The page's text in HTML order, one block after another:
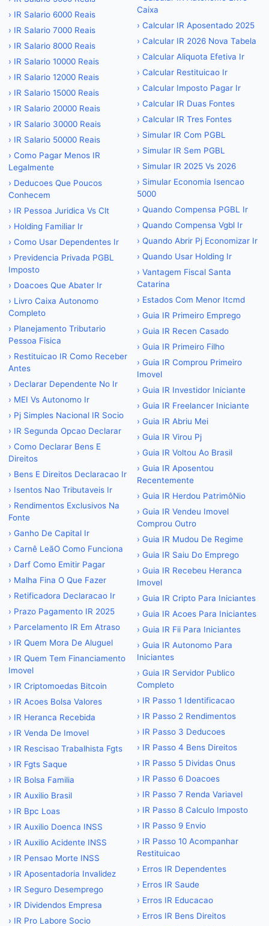
› IR Salario 6000 Reais
› IR Salario 7000 Reais
› IR Salario 8000 Reais
› IR Salario 10000 Reais
› IR Salario 12000 Reais
› IR Salario 15000 Reais
› IR Salario 20000 Reais
› IR Salario 30000 Reais
› IR Salario 50000 Reais
› Como Pagar Menos IR
Legalmente
› Deducoes Que Poucos
Conhecem
› IR Pessoa Juridica Vs Clt
› Holding Familiar Ir
› Como Usar Dependentes Ir
› Previdencia Privada PGBL
Imposto
› Doacoes Que Abater Ir
› Livro Caixa Autonomo
Completo
› Planejamento Tributario
Pessoa Fisica
› Restituicao IR Como Receber
Antes
› Declarar Dependente No Ir
› MEI Vs Autonomo Ir
› Pj Simples Nacional IR Socio
› IR Segunda Opcao Declarar
› Como Declarar Bens E
Direitos
› Bens E Direitos Declaracao Ir
› Isentos Nao Tributaveis Ir
› Rendimentos Exclusivos Na
Fonte
› Ganho De Capital Ir
› Carnê LeãO Como Funciona
› Darf Como Emitir Pagar
› Malha Fina O Que Fazer
› Retificadora Declaracao Ir
› Prazo Pagamento IR 2025
› Parcelamento IR Em Atraso
› IR Quem Mora De Aluguel
› IR Quem Tem Financiamento
Imovel
› IR Criptomoedas Bitcoin
› IR Acoes Bolsa Valores
› IR Heranca Recebida
› IR Venda De Imovel
› IR Rescisao Trabalhista Fgts
› IR Fgts Saque
› IR Bolsa Familia
› IR Auxilio Brasil
› IR Bpc Loas
› IR Auxilio Doenca INSS
› IR Auxilio Acidente INSS
› IR Pensao Morte INSS
› IR Aposentadoria Invalidez
› IR Seguro Desemprego
› IR Dividendos Empresa
› IR Pro Labore Socio
Caixa
› Calcular IR Aposentado 2025
› Calcular IR 2026 Nova Tabela
› Calcular Aliquota Efetiva Ir
› Calcular Restituicao Ir
› Calcular Imposto Pagar Ir
› Calcular IR Duas Fontes
› Calcular IR Tres Fontes
› Simular IR Com PGBL
› Simular IR Sem PGBL
› Simular IR 2025 Vs 2026
› Simular Economia Isencao
5000
› Quando Compensa PGBL Ir
› Quando Compensa Vgbl Ir
› Quando Abrir Pj Economizar Ir
› Quando Usar Holding Ir
› Vantagem Fiscal Santa
Catarina
› Estados Com Menor Itcmd
› Guia IR Primeiro Emprego
› Guia IR Recen Casado
› Guia IR Primeiro Filho
› Guia IR Comprou Primeiro
Imovel
› Guia IR Investidor Iniciante
› Guia IR Freelancer Iniciante
› Guia IR Abriu Mei
› Guia IR Virou Pj
› Guia IR Voltou Ao Brasil
› Guia IR Aposentou
Recentemente
› Guia IR Herdou PatrimôNio
› Guia IR Vendeu Imovel
Comprou Outro
› Guia IR Mudou De Regime
› Guia IR Saiu Do Emprego
› Guia IR Recebeu Heranca
Imovel
› Guia IR Cripto Para Iniciantes
› Guia IR Acoes Para Iniciantes
› Guia IR Fii Para Iniciantes
› Guia IR Autonomo Para
Iniciantes
› Guia IR Servidor Publico
Completo
› IR Passo 1 Identificacao
› IR Passo 2 Rendimentos
› IR Passo 3 Deducoes
› IR Passo 4 Bens Direitos
› IR Passo 5 Dividas Onus
› IR Passo 6 Doacoes
› IR Passo 7 Renda Variavel
› IR Passo 8 Calculo Imposto
› IR Passo 9 Envio
› IR Passo 10 Acompanhar
Restituicao
› Erros IR Dependentes
› Erros IR Saude
› Erros IR Educacao
› Erros IR Bens Direitos